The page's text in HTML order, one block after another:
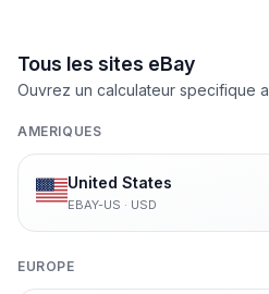
Tous les sites eBay
Ouvrez un calculateur specifique
AMERIQUES
United States
EBAY-US · USD
EUROPE